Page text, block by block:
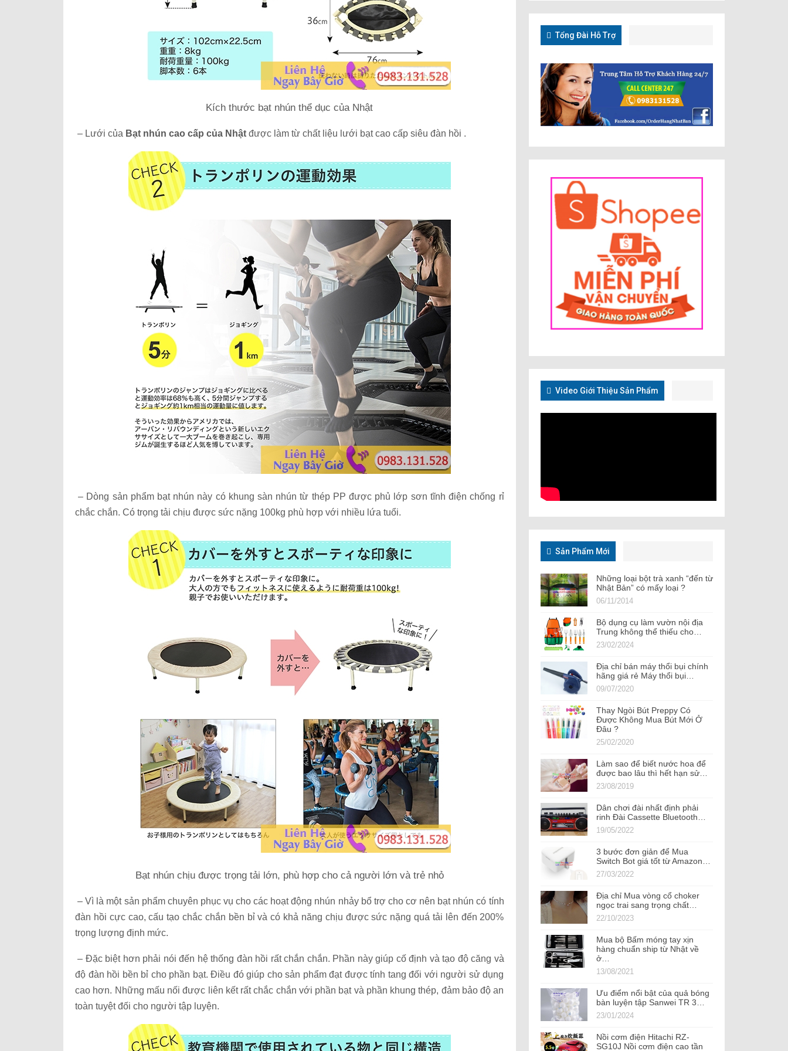
Kích thước bạt nhún thể dục của Nhật
– Lưới của Bạt nhún cao cấp của Nhật được làm từ chất liệu lưới bạt cao cấp siêu đàn hồi .
– Dòng sản phẩm bạt nhún này có khung sàn nhún từ thép PP được phủ lớp sơn tĩnh điện chống rỉ
chắc chắn. Có trọng tải chịu được sức nặng 100kg phù hợp với nhiều lứa tuổi.
Bạt nhún chịu được trọng tải lớn, phù hợp cho cả người lớn và trẻ nhỏ
– Vì là một sản phẩm chuyên phục vụ cho các hoạt động nhún nhảy bổ trợ cho cơ nên bạt nhún có tính
đàn hồi cực cao, cấu tạo chắc chắn bền bỉ và có khả năng chịu được sức nặng quá tải lên đến 200%
trọng lượng định mức.
– Đặc biệt hơn phải nói đến hệ thống đàn hồi rất chắn chắn. Phần này giúp cố định và tạo độ căng và
độ đàn hồi bền bỉ cho phần bạt. Điều đó giúp cho sản phẩm đạt được tính tang đối với người sử dụng
cao hơn. Những mấu nối được liên kết rất chắc chắn với phần bạt và phần khung thép, đảm bảo độ an
toàn tuyệt đối cho người tập luyện.
Tổng Đài Hỗ Trợ
Video Giới Thiệu Sản Phẩm
Sản Phẩm Mới
Những loại bột trà xanh “đến từ
Nhật Bản” có mấy loại ?
06/11/2014
Bộ dụng cụ làm vườn nội địa
Trung không thể thiếu cho…
23/02/2024
Địa chỉ bán máy thổi bụi chính
hãng giá rẻ Máy thổi bụi…
09/07/2020
Thay Ngòi Bút Preppy Có
Được Không Mua Bút Mới Ở
Đâu ?
25/02/2020
Làm sao để biết nước hoa để
được bao lâu thì hết hạn sử…
23/08/2019
Dân chơi đài nhất định phải
rinh Đài Cassette Bluetooth…
19/05/2022
3 bước đơn giản để Mua
Switch Bot giá tốt từ Amazon…
27/03/2022
Địa chỉ Mua vòng cổ choker
ngọc trai sang trọng chất…
22/10/2023
Mua bộ Bấm móng tay xịn
hàng chuẩn ship từ Nhật về
ở…
13/08/2021
Ưu điểm nổi bật của quả bóng
bàn luyện tập Sanwei TR 3…
23/01/2024
Nồi cơm điện Hitachi RZ-
SG10J Nồi cơm điện cao tần